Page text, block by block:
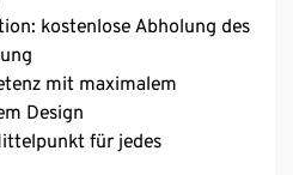
kostenlose Abholung des
mit maximalem
Design
für jedes